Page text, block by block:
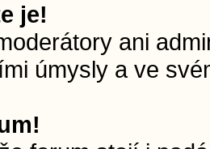
je!
ani
úmysly a ve